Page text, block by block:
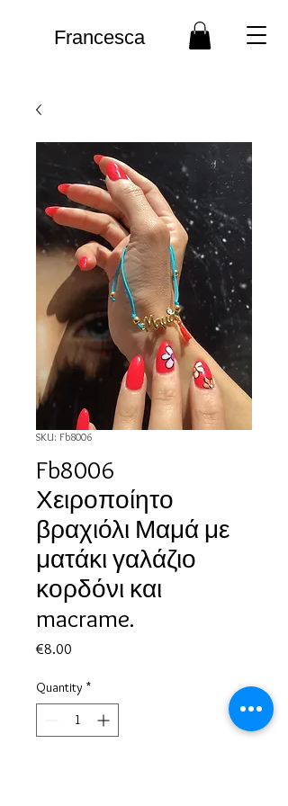
Francesca
SKU: Fb8006
Fb8006
Χειροποίητο
βραχιόλι Μαμά με
ματάκι γαλάζιο
κορδόνι και
macrame.
€8.00
Quantity *